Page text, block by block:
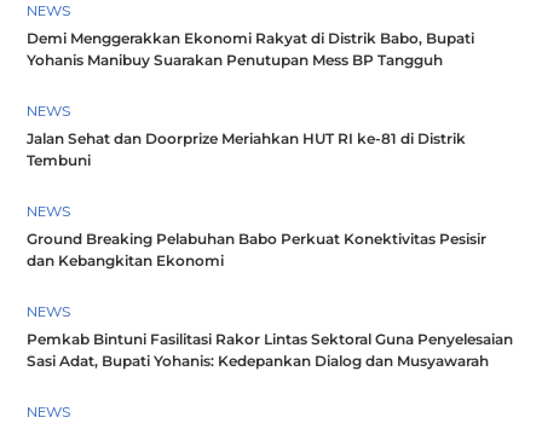
NEWS
Demi Menggerakkan Ekonomi Rakyat di Distrik Babo, Bupati
Yohanis Manibuy Suarakan Penutupan Mess BP Tangguh
NEWS
Jalan Sehat dan Doorprize Meriahkan HUT RI ke-81 di Distrik
Tembuni
NEWS
Ground Breaking Pelabuhan Babo Perkuat Konektivitas Pesisir
dan Kebangkitan Ekonomi
NEWS
Pemkab Bintuni Fasilitasi Rakor Lintas Sektoral Guna Penyelesaian
Sasi Adat, Bupati Yohanis: Kedepankan Dialog dan Musyawarah
NEWS